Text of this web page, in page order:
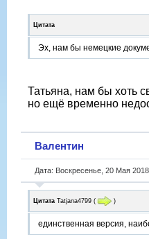
Цитата
Эх, нам бы немецкие
Татьяна, нам бы хоть
но ещё временно
Валентин
Дата: Воскресенье, 20 Мая
Цитата Tatjana4799 ( )
единственная версия,